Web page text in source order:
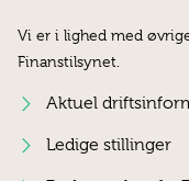
Vi er i lighed med
Finanstilsynet.
Aktuel
Ledige stillinger